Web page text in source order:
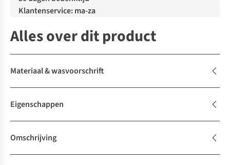
Klantenservice: ma-za
Alles over dit product
Materiaal & wasvoorschrift
Eigenschappen
Omschrijving